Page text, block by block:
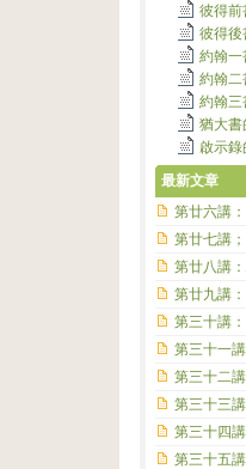
彼得前
彼得後
約翰一
約翰二
約翰三
猶大書
啟示錄
最新文章
第廿六講
第廿七講
第廿八講
第廿九講
第三十講
第三十一
第三十二
第三十三
第三十四
第三十五